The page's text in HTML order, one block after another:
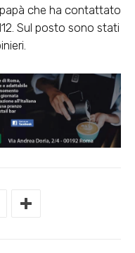
papà che ha contattato
Sul posto sono stati